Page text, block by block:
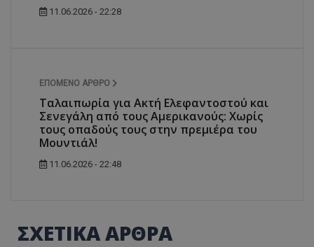
11.06.2026 - 22:28
ΕΠΌΜΕΝΟ ΆΡΘΡΟ
Ταλαιπωρία για Ακτή Ελεφαντοστού και
Σενεγάλη από τους Αμερικανούς: Χωρίς
τους οπαδούς τους στην πρεμιέρα του
Μουντιάλ!
11.06.2026 - 22:48
ΣΧΕΤΙΚΑ ΑΡΘΡΑ